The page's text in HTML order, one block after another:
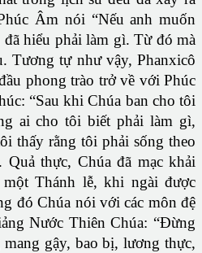
Âm nói “Nếu anh muốn
hiểu phải làm gì. Từ đó mà
Tương tự như vậy, Phanxicô
phong trào trở về với Phúc
“Sau khi Chúa ban cho tôi
ai cho tôi biết phải làm gì,
thấy rằng tôi phải sống theo
Quả thực, Chúa đã mạc khải
Thánh lễ, khi ngài được
đó Chúa nói với các môn đệ
Nước Thiên Chúa: “Đừng
gậy, bao bị, lương thực,